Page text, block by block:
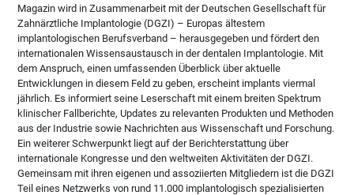
Magazin wird in Zusammenarbeit mit der Deutschen Gesellschaft für
Zahnärztliche Implantologie (DGZI) – Europas ältestem
implantologischen Berufsverband – herausgegeben und fördert den
internationalen Wissensaustausch in der dentalen Implantologie. Mit
dem Anspruch, einen umfassenden Überblick über aktuelle
Entwicklungen in diesem Feld zu geben, erscheint implants viermal
jährlich. Es informiert seine Leserschaft mit einem breiten Spektrum
klinischer Fallberichte, Updates zu relevanten Produkten und Methoden
aus der Industrie sowie Nachrichten aus Wissenschaft und Forschung.
Ein weiterer Schwerpunkt liegt auf der Berichterstattung über
internationale Kongresse und den weltweiten Aktivitäten der DGZI.
Gemeinsam mit ihren eigenen und assoziierten Mitgliedern ist die DGZI
Teil eines Netzwerks von rund 11.000 implantologisch spezialisierten